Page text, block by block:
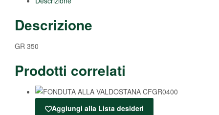
Descrizione
GR 350
Prodotti correlati
Aggiungi alla Lista desideri